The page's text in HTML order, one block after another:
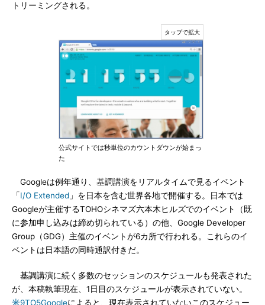
トリーミングされる。
公式サイトでは秒単位のカウントダウンが始まっ
た
Googleは例年通り、基調講演をリアルタイムで見るイベント
「I/O Extended 」を日本を含む世界各地で開催する。日本では
Googleが主催するTOHOシネマズ六本木ヒルズでのイベント（既
に参加申し込みは締め切られている）の他、Google Developer
Group（GDG）主催のイベントが6カ所で行われる。これらのイ
ベントは日本語の同時通訳付きだ。
基調講演に続く多数のセッションのスケジュールも発表された
が、本稿執筆現在、1日目のスケジュールが表示されていない。
米9TO5Googleによると、現在表示されていないこのスケジュー